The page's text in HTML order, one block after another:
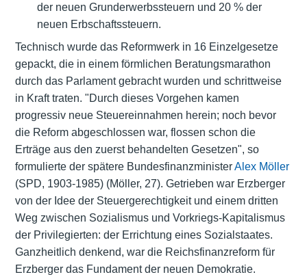
der neuen Grunderwerbssteuern und 20 % der
neuen Erbschaftssteuern.
Technisch wurde das Reformwerk in 16 Einzelgesetze
gepackt, die in einem förmlichen Beratungsmarathon
durch das Parlament gebracht wurden und schrittweise
in Kraft traten. "Durch dieses Vorgehen kamen
progressiv neue Steuereinnahmen herein; noch bevor
die Reform abgeschlossen war, flossen schon die
Erträge aus den zuerst behandelten Gesetzen", so
formulierte der spätere BundesfinanzministerAlex Möller
(SPD, 1903-1985) (Möller, 27). Getrieben war Erzberger
von der Idee der Steuergerechtigkeit und einem dritten
Weg zwischen Sozialismus und Vorkriegs-Kapitalismus
der Privilegierten: der Errichtung eines Sozialstaates.
Ganzheitlich denkend, war die Reichsfinanzreform für
Erzberger das Fundament der neuen Demokratie.